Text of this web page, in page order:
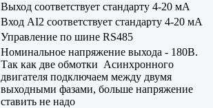
Выход соответствует стандарту 4-20 мА
Вход AI2 соответствует стандарту 4-20 мА
Управление по шине RS485
Номинальное напряжение выхода - 180В.
Так как две обмотки Асинхронного
двигателя подключаем между двумя
выходными фазами, больше напряжение
ставить не надо